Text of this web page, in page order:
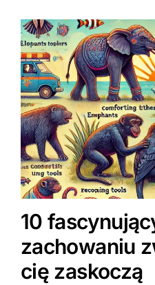
10
zachowaniu
cię zaskoczą